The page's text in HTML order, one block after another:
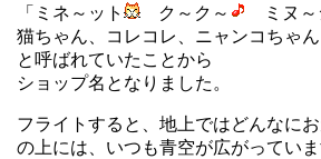
「ミネ～ット
ク～ク～ ミヌ～
猫ちゃん、コレコレ、ニャンコちゃん
と呼ばれていたことから
ショップ名となりました。
フライトすると、地上ではどんなに
の上には、いつも青空が広がっていま